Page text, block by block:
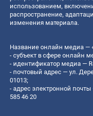
использованием,
распространение,
изменения материала.
Название онлайн медиа —
- субъект в сфере онлайн
- идентификатор медиа —
- почтовый адрес — ул.
01013;
- адрес электронной
585 46 20